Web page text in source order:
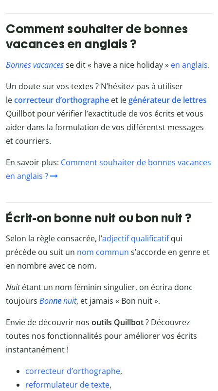
Comment souhaiter de bonnes
vacances en anglais ?
Bonnes vacancesse dit « have a nice holiday » en anglais.
Un doute sur vos textes ? N’hésitez pas à utiliser
lecorrecteur d’orthographe et legénérateur de lettres
Quillbot pour vérifier l’exactitude de vos écrits et vous
aider dans la formulation de vos différentst messages
et courriers.
En savoir plus: Comment souhaiter de bonnes vacances
en anglais ?
Écrit-on bonne nuit ou bon nuit ?
Selon la règle consacrée, l’adjectif qualificatifqui
précède ou suit un nom commun s’accorde en genre et
en nombre avec ce nom.
Nuitétant un nom féminin singulier, on écrira donc
toujours Bonnenuit, et jamais « Bon nuit ».
Envie de découvrir nos outils Quillbot? Découvrez
toutes nos fonctionnalités pour améliorer vos écrits
instantanément !
correcteur d’orthographe,
reformulateur de texte,